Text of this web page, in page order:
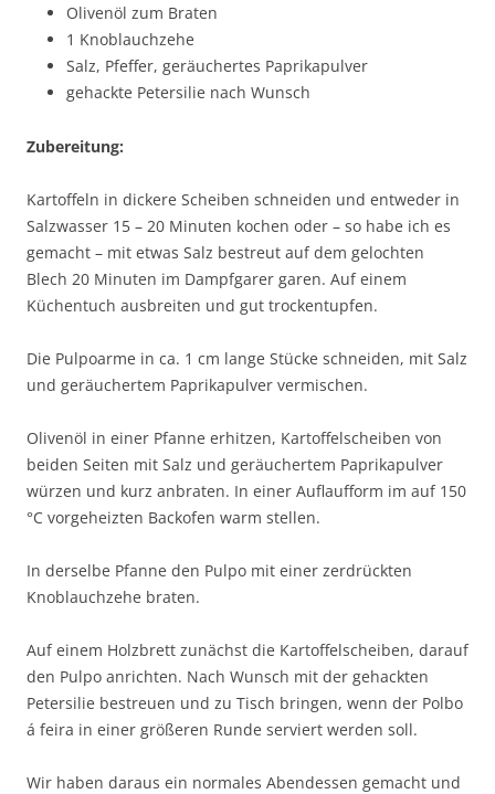
Olivenöl zum Braten
1 Knoblauchzehe
Salz, Pfeffer, geräuchertes Paprikapulver
gehackte Petersilie nach Wunsch
Zubereitung:
Kartoffeln in dickere Scheiben schneiden und entweder in
Salzwasser 15 – 20 Minuten kochen oder – so habe ich es
gemacht – mit etwas Salz bestreut auf dem gelochten
Blech 20 Minuten im Dampfgarer garen. Auf einem
Küchentuch ausbreiten und gut trockentupfen.
Die Pulpoarme in ca. 1 cm lange Stücke schneiden, mit Salz
und geräuchertem Paprikapulver vermischen.
Olivenöl in einer Pfanne erhitzen, Kartoffelscheiben von
beiden Seiten mit Salz und geräuchertem Paprikapulver
würzen und kurz anbraten. In einer Auflaufform im auf 150
°C vorgeheizten Backofen warm stellen.
In derselbe Pfanne den Pulpo mit einer zerdrückten
Knoblauchzehe braten.
Auf einem Holzbrett zunächst die Kartoffelscheiben, darauf
den Pulpo anrichten. Nach Wunsch mit der gehackten
Petersilie bestreuen und zu Tisch bringen, wenn der Polbo
á feira in einer größeren Runde serviert werden soll.
Wir haben daraus ein normales Abendessen gemacht und